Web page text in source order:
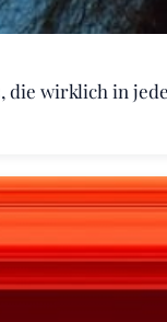
die wirklich in